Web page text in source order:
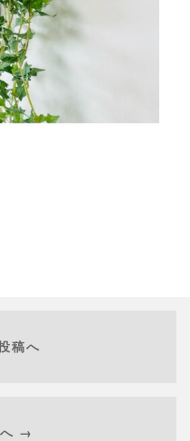
稿へ
へ →